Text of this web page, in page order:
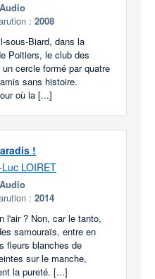
Audio
: 2008
sous-Biard, dans la
Poitiers, le club des
cercle formé par quatre
sans histoire.
où la [...]
!
LOIRET
Audio
: 2014
l'air ? Non, car le tanto,
samouraïs, entre en
fleurs blanches de
sur le manche,
la pureté. [...]